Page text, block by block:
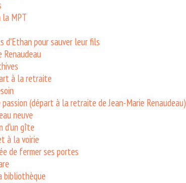
MPT
d'Ethan pour sauver leur fils
Renaudeau
à la retraite
(départ à la retraite de Jean-Marie Renaudeau)
neuve
d'un gîte
à la voirie
de fermer ses portes
bibliothèque